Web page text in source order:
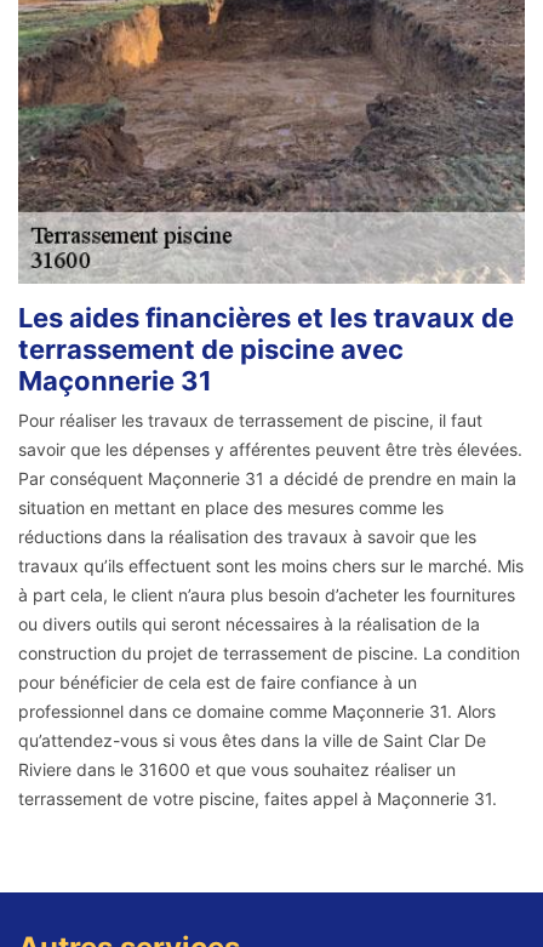
Les aides financières et les travaux de
terrassement de piscine avec
Maçonnerie 31
Pour réaliser les travaux de terrassement de piscine, il faut
savoir que les dépenses y afférentes peuvent être très élevées.
Par conséquent Maçonnerie 31 a décidé de prendre en main la
situation en mettant en place des mesures comme les
réductions dans la réalisation des travaux à savoir que les
travaux qu’ils effectuent sont les moins chers sur le marché. Mis
à part cela, le client n’aura plus besoin d’acheter les fournitures
ou divers outils qui seront nécessaires à la réalisation de la
construction du projet de terrassement de piscine. La condition
pour bénéficier de cela est de faire confiance à un
professionnel dans ce domaine comme Maçonnerie 31. Alors
qu’attendez-vous si vous êtes dans la ville de Saint Clar De
Riviere dans le 31600 et que vous souhaitez réaliser un
terrassement de votre piscine, faites appel à Maçonnerie 31.